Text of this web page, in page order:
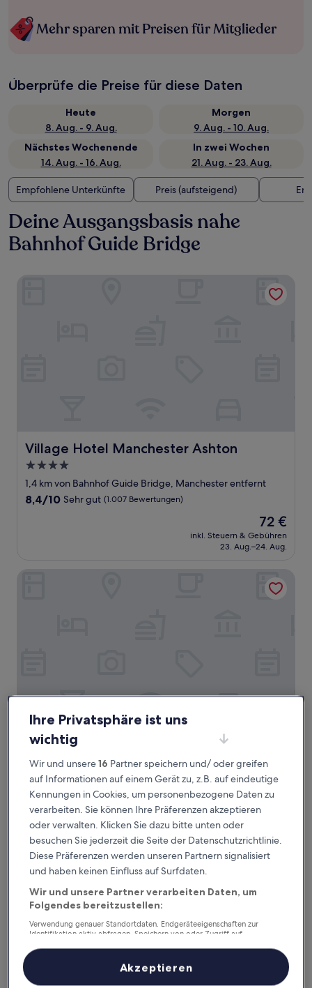
Mehr sparen mit Preisen für Mitglieder
Überprüfe die Preise für diese Daten
Heute
8. Aug. - 9. Aug.
Morgen
9. Aug. - 10. Aug.
Nächstes Wochenende
14. Aug. - 16. Aug.
In zwei Wochen
21. Aug. - 23. Aug.
Empfohlene Unterkünfte Preis (aufsteigend)
Deine Ausgangsbasis nahe
Bahnhof Guide Bridge
Village Hotel Manchester Ashton
Village Hotel Manchester Ashton
4.0-
Sterne-
Unterkunft
1,4 km von Bahnhof Guide Bridge, Manchester entfernt
8.4
Bewertungen)
8,4/10 Sehr gut (1.007 Bewertungen)
Der
Preis
beträgt
72 €
inkl. Steuern & Gebühren
23. Aug.–24. Aug.
Manchester Ashton Suites
Manchester Ashton Suites
2.0-
Sterne-
Unterkunft
1,3 km von Bahnhof Guide Bridge, Manchester entfernt
8.0
10,
Sehr
gut,
(2
Bewertungen)
8,0/10 Sehr gut (2 Bewertungen)
Der
beträgt
49 €
49 €
inkl. Steuern & Gebühren
10. Aug.–11. Aug.
The Broadoak
Ihre Privatsphäre ist uns
wichtig
Wir und unsere16 Partner speichern und/ oder greifen
auf Informationen auf einem Gerät zu, z.B. auf eindeutige
Kennungen in Cookies, um personenbezogene Daten zu
verarbeiten. Sie können Ihre Präferenzen akzeptieren
oder verwalten. Klicken Sie dazu bitte unten oder
besuchen Sie jederzeit die Seite der Datenschutzrichtlinie.
Diese Präferenzen werden unseren Partnern signalisiert
und haben keinen Einfluss auf Surfdaten.
Wir und unsere Partner verarbeiten Daten, um
Folgendes bereitzustellen:
Verwendung genauer Standortdaten. Endgeräteeigenschaften zur
Identifikation aktiv abfragen. Speichern von oder Zugriff auf
Inhalte, Messung von Werbeleistung und der Performance von Inhalten,
Zielgruppenforschung sowie Entwicklung und Verbesserung von
Akzeptieren